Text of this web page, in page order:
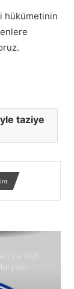
hükümetinin
taziye